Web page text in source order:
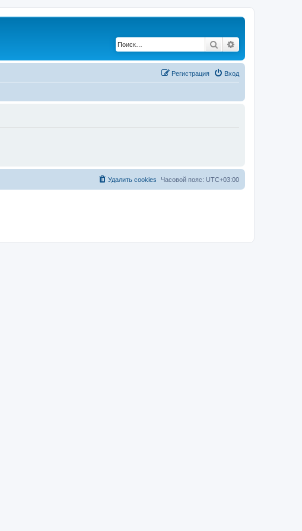
Поиск
Вход
Регистрация
Часовой пояс: UTC+03:00
Удалить cookies